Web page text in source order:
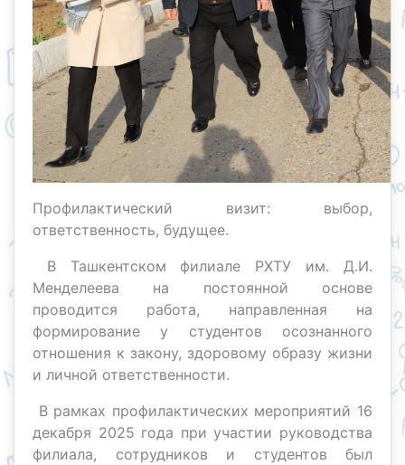
Профилактический визит: выбор,
ответственность, будущее.
В Ташкентском филиале РХТУ им. Д.И.
Менделеева на постоянной основе
проводится работа, направленная на
формирование у студентов осознанного
отношения к закону, здоровому образу жизни
и личной ответственности.
В рамках профилактических мероприятий 16
декабря 2025 года при участии руководства
филиала, сотрудников и студентов был